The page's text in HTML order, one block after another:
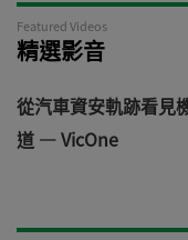
Featured Videos
精選影音
從汽車資安軌跡看見
道 — VicOne